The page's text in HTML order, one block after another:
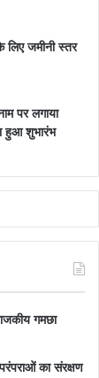
लिए जमीनी स्तर
पर लगाया
हुआ शुभारंभ
गमछा
का संरक्षण